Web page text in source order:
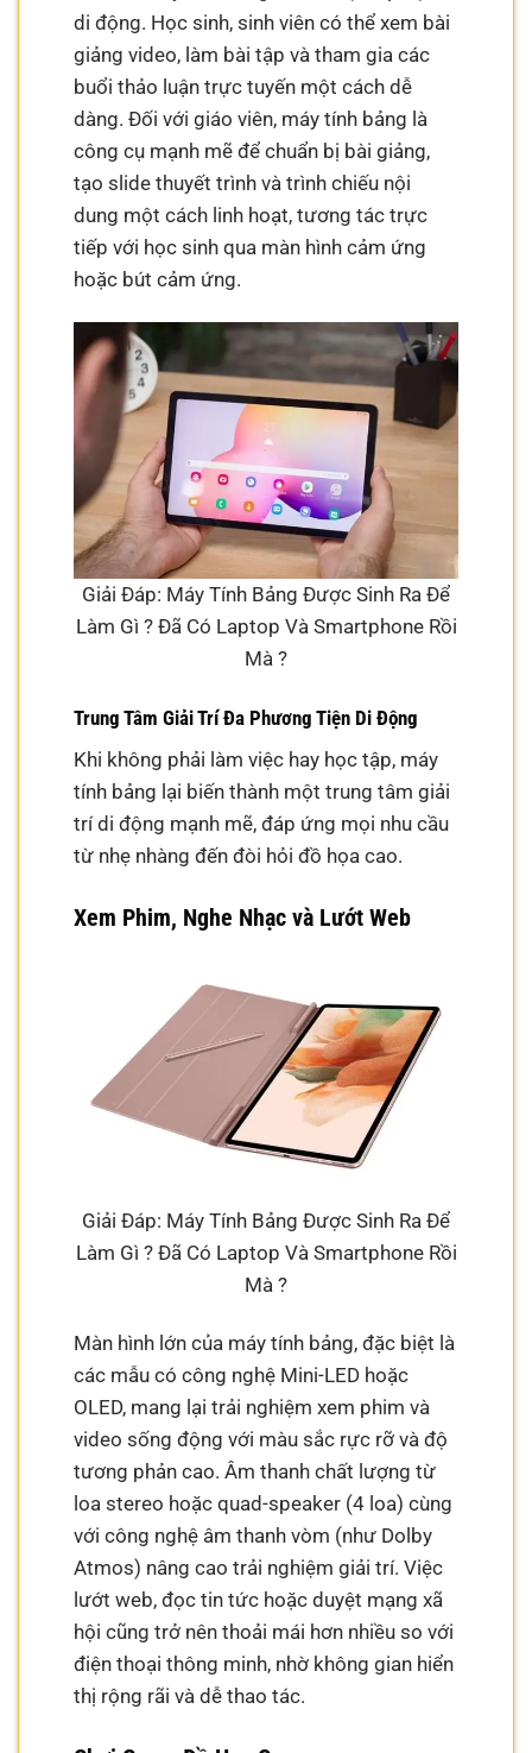
di động. Học sinh, sinh viên có thể xem bài
giảng video, làm bài tập và tham gia các
buổi thảo luận trực tuyến một cách dễ
dàng. Đối với giáo viên, máy tính bảng là
công cụ mạnh mẽ để chuẩn bị bài giảng,
tạo slide thuyết trình và trình chiếu nội
dung một cách linh hoạt, tương tác trực
tiếp với học sinh qua màn hình cảm ứng
hoặc bút cảm ứng.
Giải Đáp: Máy Tính Bảng Được Sinh Ra Để
Làm Gì ? Đã Có Laptop Và Smartphone Rồi
Mà ?
Trung Tâm Giải Trí Đa Phương Tiện Di Động
Khi không phải làm việc hay học tập, máy
tính bảng lại biến thành một trung tâm giải
trí di động mạnh mẽ, đáp ứng mọi nhu cầu
từ nhẹ nhàng đến đòi hỏi đồ họa cao.
Xem Phim, Nghe Nhạc và Lướt Web
Giải Đáp: Máy Tính Bảng Được Sinh Ra Để
Làm Gì ? Đã Có Laptop Và Smartphone Rồi
Mà ?
Màn hình lớn của máy tính bảng, đặc biệt là
các mẫu có công nghệ Mini-LED hoặc
OLED, mang lại trải nghiệm xem phim và
video sống động với màu sắc rực rỡ và độ
tương phản cao. Âm thanh chất lượng từ
loa stereo hoặc quad-speaker (4 loa) cùng
với công nghệ âm thanh vòm (như Dolby
Atmos) nâng cao trải nghiệm giải trí. Việc
lướt web, đọc tin tức hoặc duyệt mạng xã
hội cũng trở nên thoải mái hơn nhiều so với
điện thoại thông minh, nhờ không gian hiển
thị rộng rãi và dễ thao tác.